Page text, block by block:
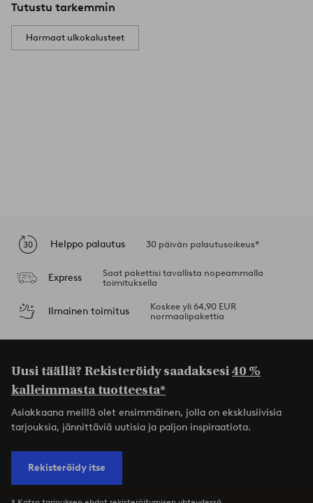
Tutustu tarkemmin
Harmaat ulkokalusteet
Helppo palautus 30 päivän palautusoikeus*
Express
Saat pakettisi tavallista nopeammalla
toimituksella
Ilmainen toimitus
Koskee yli 64,90 EUR
normaalipakettia
Uusi täällä? Rekisteröidy saadaksesi40 %
kalleimmasta tuotteesta*
Asiakkaana meillä olet ensimmäinen, jolla on eksklusiivisia
tarjouksia, jännittäviä uutisia ja paljon inspiraatiota.
Rekisteröidy itse